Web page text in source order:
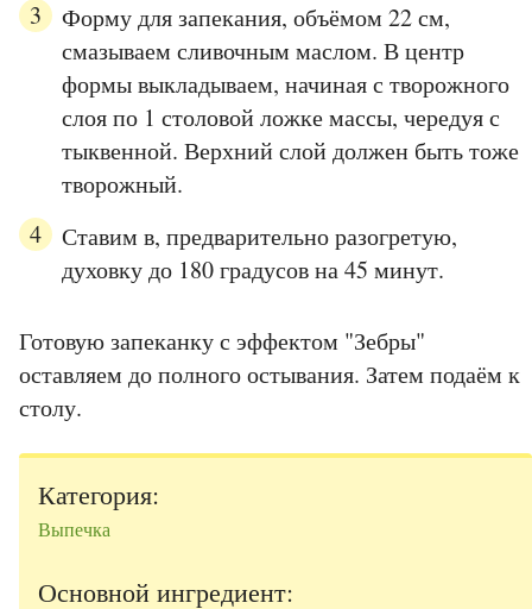
Форму для запекания, объёмом 22 см,
смазываем сливочным маслом. В центр
формы выкладываем, начиная с творожного
слоя по 1 столовой ложке массы, чередуя с
тыквенной. Верхний слой должен быть тоже
творожный.
Ставим в, предварительно разогретую,
духовку до 180 градусов на 45 минут.
Готовую запеканку с эффектом "Зебры"
оставляем до полного остывания. Затем подаём к
столу.
Категория:
Выпечка
Основной ингредиент: